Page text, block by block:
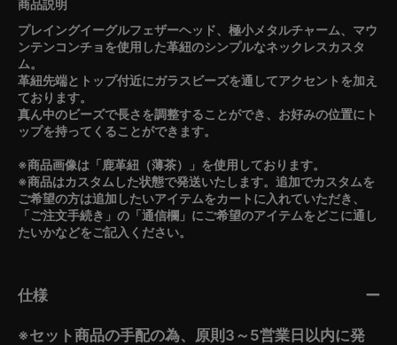
プレイングイーグルフェザーヘッド、極小メタルチャーム、マウ
ンテンコンチョを使用した革紐のシンプルなネックレスカスタ
ム。
革紐先端とトップ付近にガラスビーズを通してアクセントを加え
ております。
真ん中のビーズで長さを調整することができ、お好みの位置にト
ップを持ってくることができます。
※商品画像は「鹿革紐（薄茶）」を使用しております。
※商品はカスタムした状態で発送いたします。追加でカスタムを
ご希望の方は追加したいアイテムをカートに入れていただき、
「ご注文手続き」の「通信欄」にご希望のアイテムをどこに通し
たいかなどをご記入ください。
仕様
※セット商品の手配の為、原則3～5営業日以内に発